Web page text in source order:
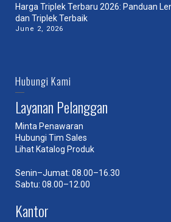
Harga Triplek Terbaru 2026: Panduan
dan Triplek Terbaik
June 2, 2026
Hubungi Kami
Layanan Pelanggan
Minta Penawaran
Hubungi Tim Sales
Lihat Katalog Produk
Senin–Jumat: 08.00–16.30
Sabtu: 08.00–12.00
Kantor